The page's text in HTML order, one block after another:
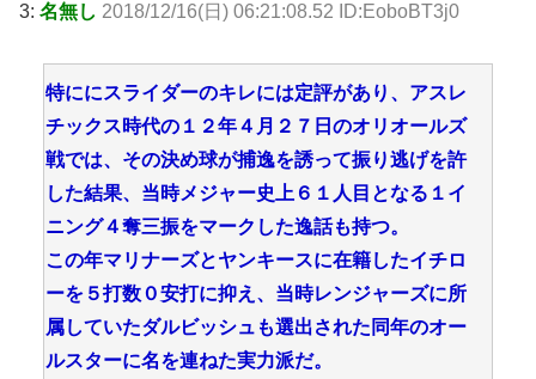
3: 名無し 2018/12/16(日) 06:21:08.52 ID:EoboBT3j0
特ににスライダーのキレには定評があり、アスレ
チックス時代の１２年４月２７日のオリオールズ
戦では、その決め球が捕逸を誘って振り逃げを許
した結果、当時メジャー史上６１人目となる１イ
ニング４奪三振をマークした逸話も持つ。
この年マリナーズとヤンキースに在籍したイチロ
ーを５打数０安打に抑え、当時レンジャーズに所
属していたダルビッシュも選出された同年のオー
ルスターに名を連ねた実力派だ。